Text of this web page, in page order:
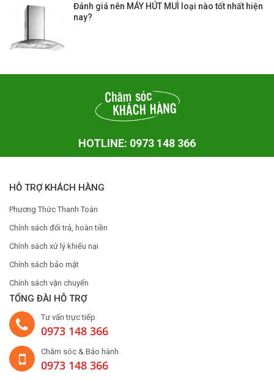
Đánh giá nên MÁY HÚT MUÌ loại nào tốt nhất hiện
nay?
HOTLINE: 0973 148 366
HỖ TRỢ KHÁCH HÀNG
Phương Thức Thanh Toán
Chính sách đổi trả, hoàn tiền
Chính sách xử lý khiếu nại
Chính sách bảo mật
Chính sách vận chuyển
TỔNG ĐÀI HỖ TRỢ
Tư vấn trực tiếp
0973 148 366
Chăm sóc & Bảo hành
0973 148 366